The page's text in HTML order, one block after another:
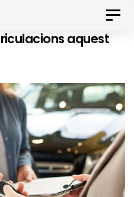
Toggle
aquest